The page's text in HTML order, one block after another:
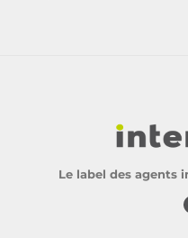
Le label des agents